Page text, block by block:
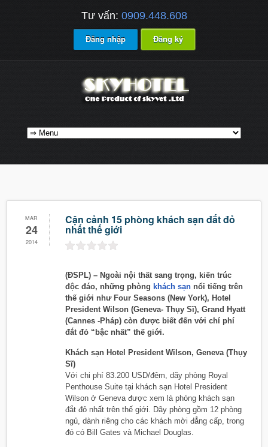
Tư vấn: 0909.448.608
Đăng nhập Đăng ký
MAR
24
2014
Cận cảnh 15 phòng khách sạn đắt đỏ
nhất thế giới
(ĐSPL) – Ngoài nội thất sang trọng, kiến trúc
độc đáo, những phòng khách sạn nổi tiếng trên
thế giới như Four Seasons (New York), Hotel
President Wilson (Geneva- Thụy Sĩ), Grand Hyatt
(Cannes -Pháp) còn được biết đến với chí phí
đắt đỏ “bậc nhất” thế giới.
Khách sạn Hotel President Wilson, Geneva (Thụy
Sĩ)
Với chi phí 83.200 USD/đêm, dãy phòng Royal
Penthouse Suite tại khách sạn Hotel President
Wilson ở Geneva được xem là phòng khách sạn
đắt đỏ nhất trên thế giới. Dãy phòng gồm 12 phòng
ngủ, dành riêng cho các khách mời đẳng cấp, trong
đó có Bill Gates và Michael Douglas.